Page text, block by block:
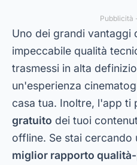
Pubblicità
Uno dei grandi vantaggi
impeccabile qualità
trasmessi in alta
un'esperienza
casa tua. Inoltre, l'app ti
gratuito dei tuoi
offline. Se stai cercando
miglior rapporto